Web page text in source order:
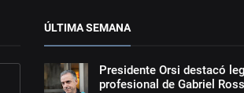
ÚLTIMA SEMANA
Presidente Orsi destacó
profesional de Gabriel